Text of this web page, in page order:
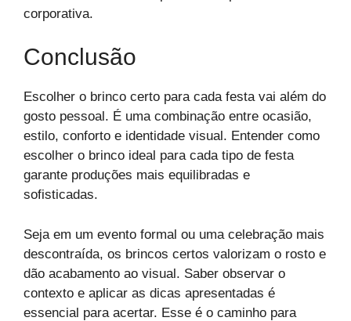
corporativa.
Conclusão
Escolher o brinco certo para cada festa vai além do
gosto pessoal. É uma combinação entre ocasião,
estilo, conforto e identidade visual. Entender como
escolher o brinco ideal para cada tipo de festa
garante produções mais equilibradas e
sofisticadas.
Seja em um evento formal ou uma celebração mais
descontraída, os brincos certos valorizam o rosto e
dão acabamento ao visual. Saber observar o
contexto e aplicar as dicas apresentadas é
essencial para acertar. Esse é o caminho para